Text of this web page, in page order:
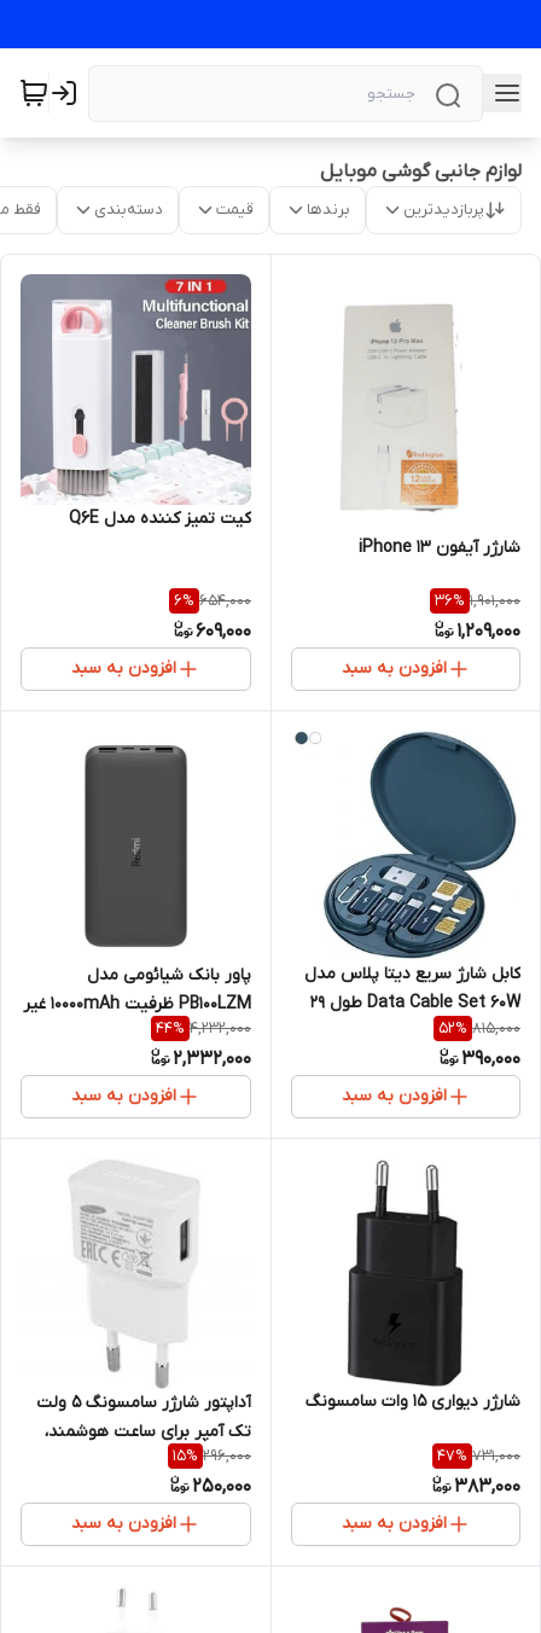
لوازم جانبی گوشی موبایل
پربازدیدترین برندها قیمت دسته‌بندی فقط
شارژر آیفون iPhone 13
1,901,000
36%
1,209,000
افزودن به سبد
کیت تمیز کننده مدل Q6E
654,000
6%
609,000
افزودن به سبد
کابل شارژ سریع دیتا پلاس مدل
Data Cable Set 60W طول ۲۹
سانتیمتر
815,000
52%
390,000
افزودن به سبد
پاور بانک شیائومی مدل
PB100LZM ظرفیت 10000mAh غیر
اصل
4,232,000
44%
2,332,000
افزودن به سبد
شارژر دیواری 15 وات سامسونگ
731,000
47%
383,000
افزودن به سبد
آداپتور شارژر سامسونگ ۵ ولت
تک آمپر برای ساعت هوشمند،
هندزفری و گجت‌های سبک
296,000
15%
250,000
افزودن به سبد